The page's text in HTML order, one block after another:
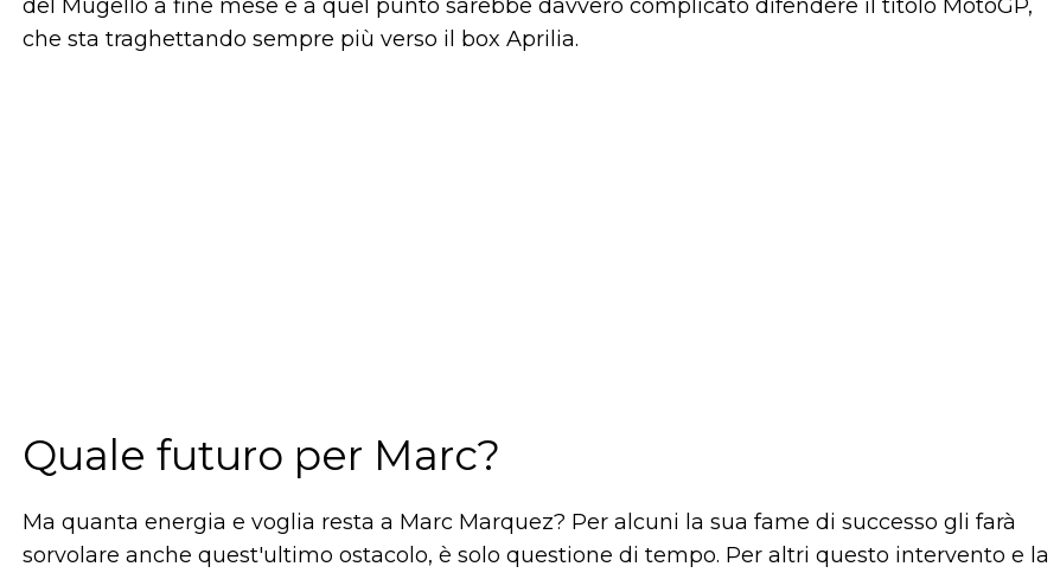
del Mugello a fine mese e a quel punto sarebbe davvero complicato difendere il titolo MotoGP,
che sta traghettando sempre più verso il box Aprilia.
Quale futuro per Marc?
Ma quanta energia e voglia resta a Marc Marquez? Per alcuni la sua fame di successo gli farà
sorvolare anche quest'ultimo ostacolo, è solo questione di tempo. Per altri questo intervento e la